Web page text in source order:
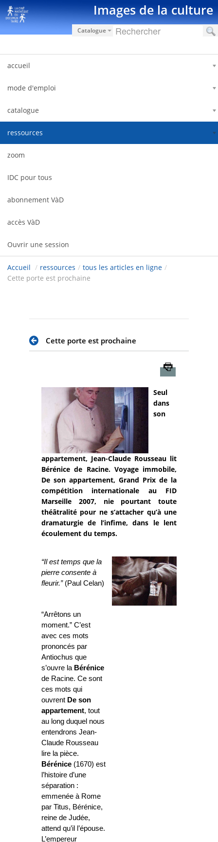
Saut au contenu Images de la culture
Catalogue
accueil
mode d'emploi
catalogue
ressources
zoom
IDC pour tous
abonnement VàD
accès VàD
Ouvrir une session
Accueil / ressources / tous les articles en ligne /
Cette porte est prochaine
Cette porte est prochaine
Seul
dans
son
appartement, Jean-Claude Rousseau lit
Bérénice de Racine. Voyage immobile,
De son appartement, Grand Prix de la
compétition internationale au FID
Marseille 2007, nie pourtant toute
théâtralité pour ne s’attacher qu’à une
dramaturgie de l’infime, dans le lent
écoulement du temps.
“Il est temps que la
pierre consente à
fleurir.” (Paul Celan)
“Arrêtons un
moment.” C’est
avec ces mots
prononcés par
Antiochus que
s’ouvre la Bérénice
de Racine. Ce sont
ces mots qui
ouvrent De son
appartement, tout
au long duquel nous
entendrons Jean-
Claude Rousseau
lire la pièce.
Bérénice (1670) est
l’histoire d’une
séparation :
emmenée à Rome
par Titus, Bérénice,
reine de Judée,
attend qu’il l’épouse.
L’empereur